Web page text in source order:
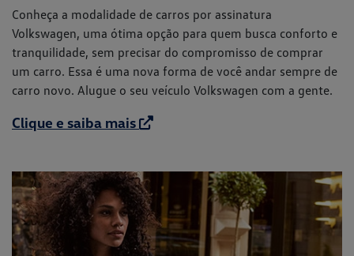
Conheça a modalidade de carros por assinatura
Volkswagen, uma ótima opção para quem busca conforto e
tranquilidade, sem precisar do compromisso de comprar
um carro. Essa é uma nova forma de você andar sempre de
carro novo. Alugue o seu veículo Volkswagen com a gente.
Clique e saiba mais